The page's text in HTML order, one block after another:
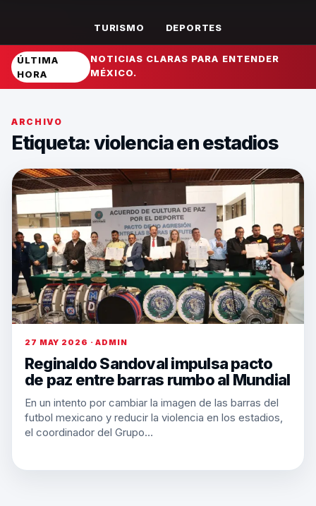
TURISMO DEPORTES
ÚLTIMA
HORA
NOTICIAS CLARAS PARA ENTENDER
MÉXICO.
ARCHIVO
Etiqueta:violencia en estadios
27 MAY 2026 · ADMIN
Reginaldo Sandoval impulsa pacto
de paz entre barras rumbo al Mundial
En un intento por cambiar la imagen de las barras del
futbol mexicano y reducir la violencia en los estadios,
el coordinador del Grupo…